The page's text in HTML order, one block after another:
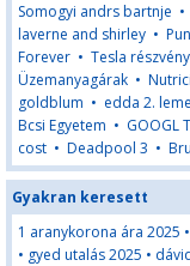
Somogyi andrs bartnje •
laverne and shirley •
Forever • Tesla
Üzemanyagárak •
goldblum • edda 2.
Bcsi Egyetem • GOOGL
cost • Deadpool 3 •
Gyakran keresett
1 aranykorona ára 2025 •
• gyed utalás 2025 •